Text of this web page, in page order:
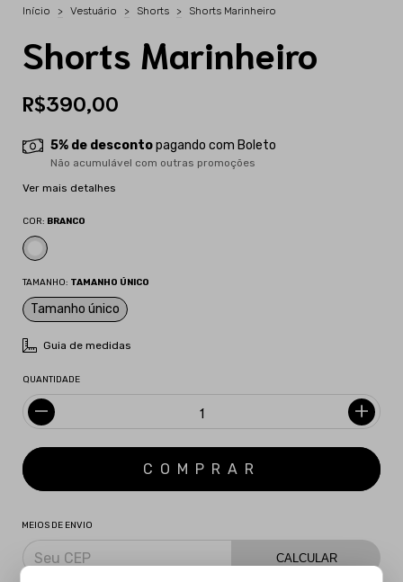
Início > Vestuário > Shorts > Shorts Marinheiro
Shorts Marinheiro
R$390,00
5% de descontopagando com Boleto
Não acumulável com outras promoções
Ver mais detalhes
COR: BRANCO
TAMANHO: TAMANHO ÚNICO
Tamanho único
Guia de medidas
QUANTIDADE
MEIOS DE ENVIO
CALCULAR